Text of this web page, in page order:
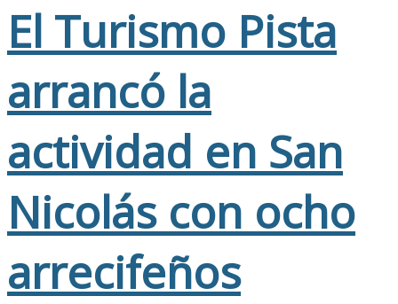
El Turismo Pista
arrancó la
actividad en San
Nicolás con ocho
arrecifeños